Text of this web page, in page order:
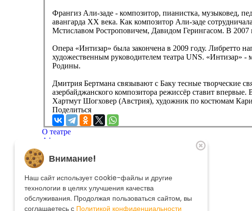
Франгиз Али-заде - композитор, пианистка, музыковед,
авангарда ХХ века. Как композитор Али-заде
Мстиславом Ростроповичем, Давидом Герингасом. В
Опера «Интизар» была закончена в 2009 году. Либретто
художественным руководителем театра UNS. «Интизар» -
Родины.
Дмитрия Бертмана связывают с Баку тесные творческие
азербайджанского композитора режиссёр ставит
Хартмут Шогховер (Австрия), художник по костюмам
Поделиться
О театре
Афиша
Артисты
Меценатам
Контакты
Касса театра
8 495 250-22-22
Форма поиска
Поиск
Внимание!
Наш сайт использует cookie-файлы и другие
технологии в целях улучшения качества
обслуживания. Продолжая пользоваться сайтом, вы
соглашаетесь с Политикой конфиденциальности